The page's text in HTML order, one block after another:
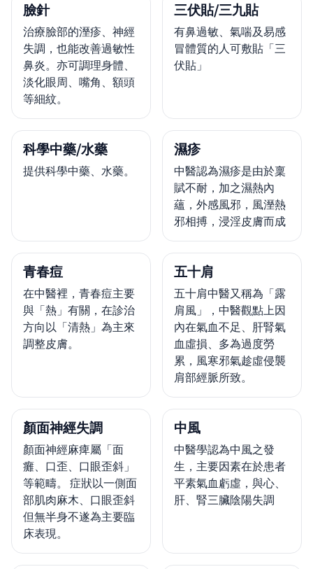
臉針
治療臉部的溼疹、神經
失調，也能改善過敏性
鼻炎。亦可調理身體、
淡化眼周、嘴角、額頭
等細紋。
三伏貼/三九貼
有鼻過敏、氣喘及易感
冒體質的人可敷貼「三
伏貼」
科學中藥/水藥
提供科學中藥、水藥。
濕疹
中醫認為濕疹是由於稟
賦不耐，加之濕熱內
蘊，外感風邪，風溼熱
邪相搏，浸淫皮膚而成
青春痘
在中醫裡，青春痘主要
與「熱」有關，在診治
方向以「清熱」為主來
調整皮膚。
五十肩
五十肩中醫又稱為「露
肩風」，中醫觀點上因
內在氣血不足、肝腎氣
血虛損、多為過度勞
累，風寒邪氣趁虛侵襲
肩部經脈所致。
顏面神經失調
顏面神經麻痺屬「面
癱、口歪、口眼歪斜」
等範疇。 症狀以一側面
部肌肉麻木、口眼歪斜
但無半身不遂為主要臨
床表現。
中風
中醫學認為中風之發
生，主要因素在於患者
平素氣血虧虛，與心、
肝、腎三臟陰陽失調